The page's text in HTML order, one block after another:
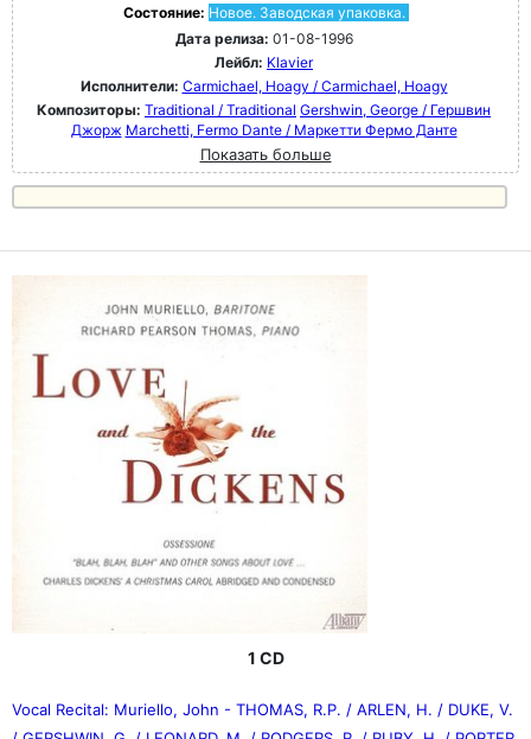
Состояние: Новое. Заводская упаковка.
Дата релиза: 01-08-1996
Лейбл: Klavier
Исполнители: Carmichael, Hoagy / Carmichael, Hoagy
Композиторы: Traditional / Traditional Gershwin, George / Гершвин
Джорж Marchetti, Fermo Dante / Маркетти Фермо Данте
Показать больше
1 CD
Vocal Recital: Muriello, John - THOMAS, R.P. / ARLEN, H. / DUKE, V.